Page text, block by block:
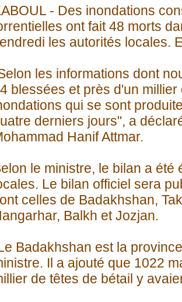
- Des inondations
ont fait 48 morts
les autorités locales.
les informations dont
blessées et près d'un
qui se sont
derniers jours", a
Hanif Attmar.
le ministre, le bilan a
Le bilan officiel sera
celles de Badakhshan,
Balkh et Jozjan.
Badakhshan est la
Il a ajouté que 1022
de têtes de bétail y